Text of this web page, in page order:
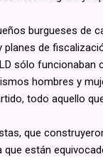
burgueses de
de
sólo
hombres y
todo aquello
que
están